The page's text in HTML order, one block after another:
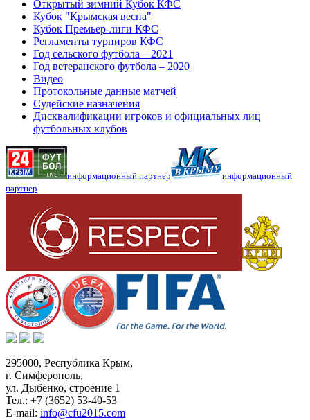
Открытый зимний Кубок КФС
Кубок "Крымская весна"
Кубок Премьер-лиги КФС
Регламенты турниров КФС
Год сельского футбола – 2021
Год ветеранского футбола – 2020
Видео
Протокольные данные матчей
Судейские назначения
Дисквалификации игроков и официальных лиц
футбольных клубов
информационный партнер
информационный
партнер
295000, Республика Крым,
г. Симферополь,
ул. Дыбенко, строение 1
Тел.: +7 (3652) 53-40-53
E-mail: info@cfu2015.com